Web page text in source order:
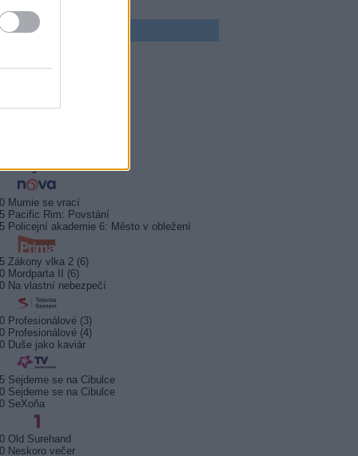
program
Všechnopárty
Instagram: trh marnosti
Mumie se vrací
Pacific Rim: Povstání
Policejní akademie 6: Město v obležení
Zákony vlka 2 (6)
Mordparta II (6)
Na vlastní nebezpečí
Profesionálové (3)
Profesionálové (4)
Duše jako kaviár
Sejdeme se na Cibulce
Sejdeme se na Cibulce
SeXoňa
Old Surehand
Neskoro večer